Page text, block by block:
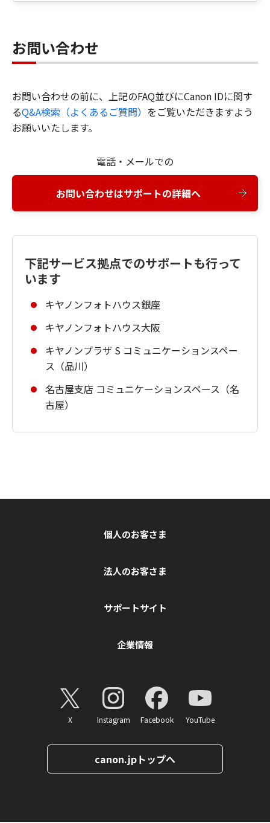
お問い合わせ
お問い合わせの前に、上記のFAQ並びにCanon IDに関す
るQ&A検索（よくあるご質問） をご覧いただきますよう
お願いいたします。
電話・メールでの
お問い合わせはサポートの詳細へ
下記サービス拠点でのサポートも行って
います
キヤノンフォトハウス銀座
キヤノンフォトハウス大阪
キヤノンプラザ S コミュニケーションスペー
ス（品川）
名古屋支店 コミュニケーションスペース（名
古屋）
個人のお客さま
法人のお客さま
サポートサイト
企業情報
X Instagram Facebook YouTube
canon.jpトップへ